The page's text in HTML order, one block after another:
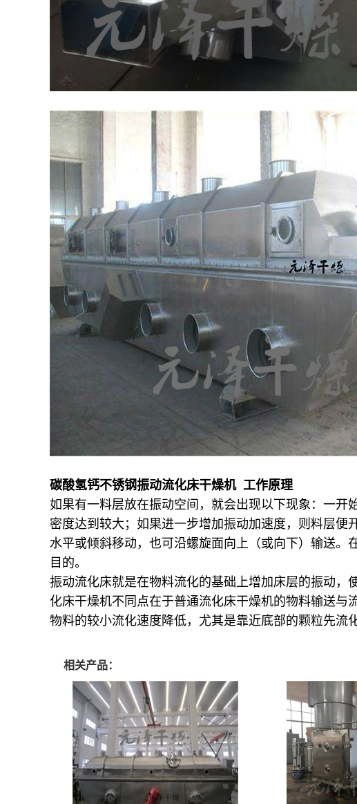
碳酸氢钙不锈钢振动流化床干燥机 工作原理
如果有一料层放在振动空间，就会出现以下现象：一开
密度达到较大；如果进一步增加振动加速度，则料层
水平或倾斜移动，也可沿螺旋面向上（或向下）输送
目的。
振动流化床就是在物料流化的基础上增加床层的振动
化床干燥机不同点在于普通流化床干燥机的物料输送
物料的较小流化速度降低，尤其是靠近底部的颗粒先流
相关产品：